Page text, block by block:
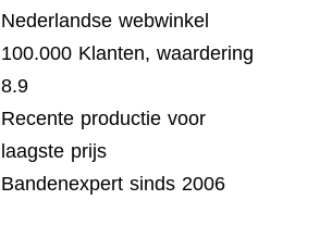
Nederlandse webwinkel
100.000 Klanten, waardering
8.9
Recente productie voor
laagste prijs
Bandenexpert sinds 2006